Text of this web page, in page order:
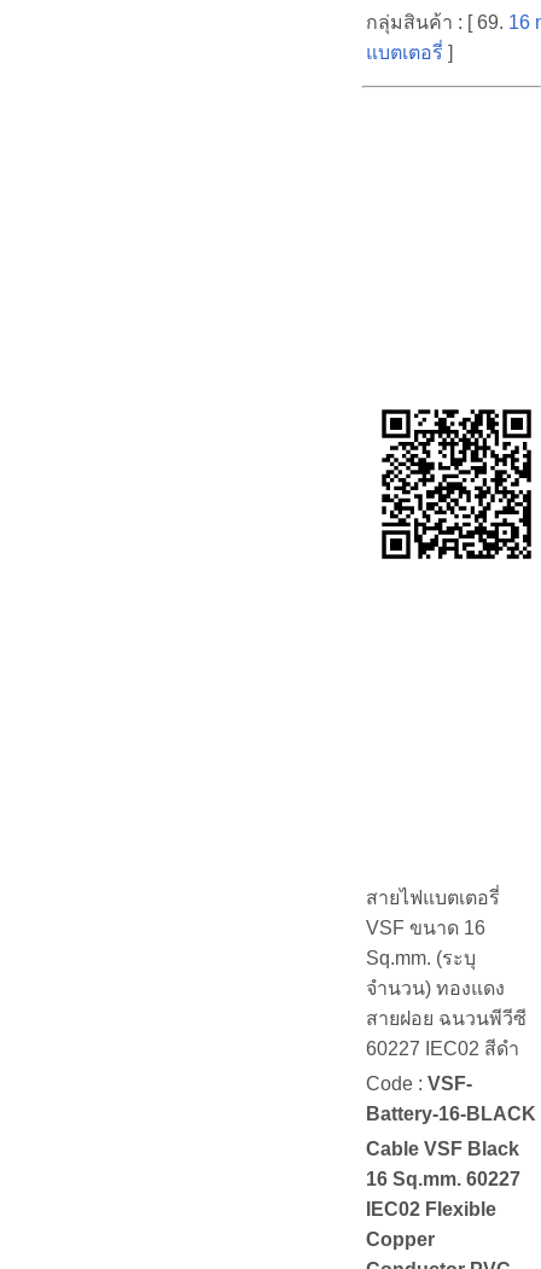
กลุ่มสินค้า : [ 69. 16
แบตเตอรี่ ]
สายไฟแบตเตอรี่
VSF ขนาด 16
Sq.mm. (ระบุ
จำนวน) ทองแดง
สายฝอย ฉนวนพีวีซี
60227 IEC02 สีดำ
Code : VSF-
Battery-16-BLACK
Cable VSF Black
16 Sq.mm. 60227
IEC02 Flexible
Copper